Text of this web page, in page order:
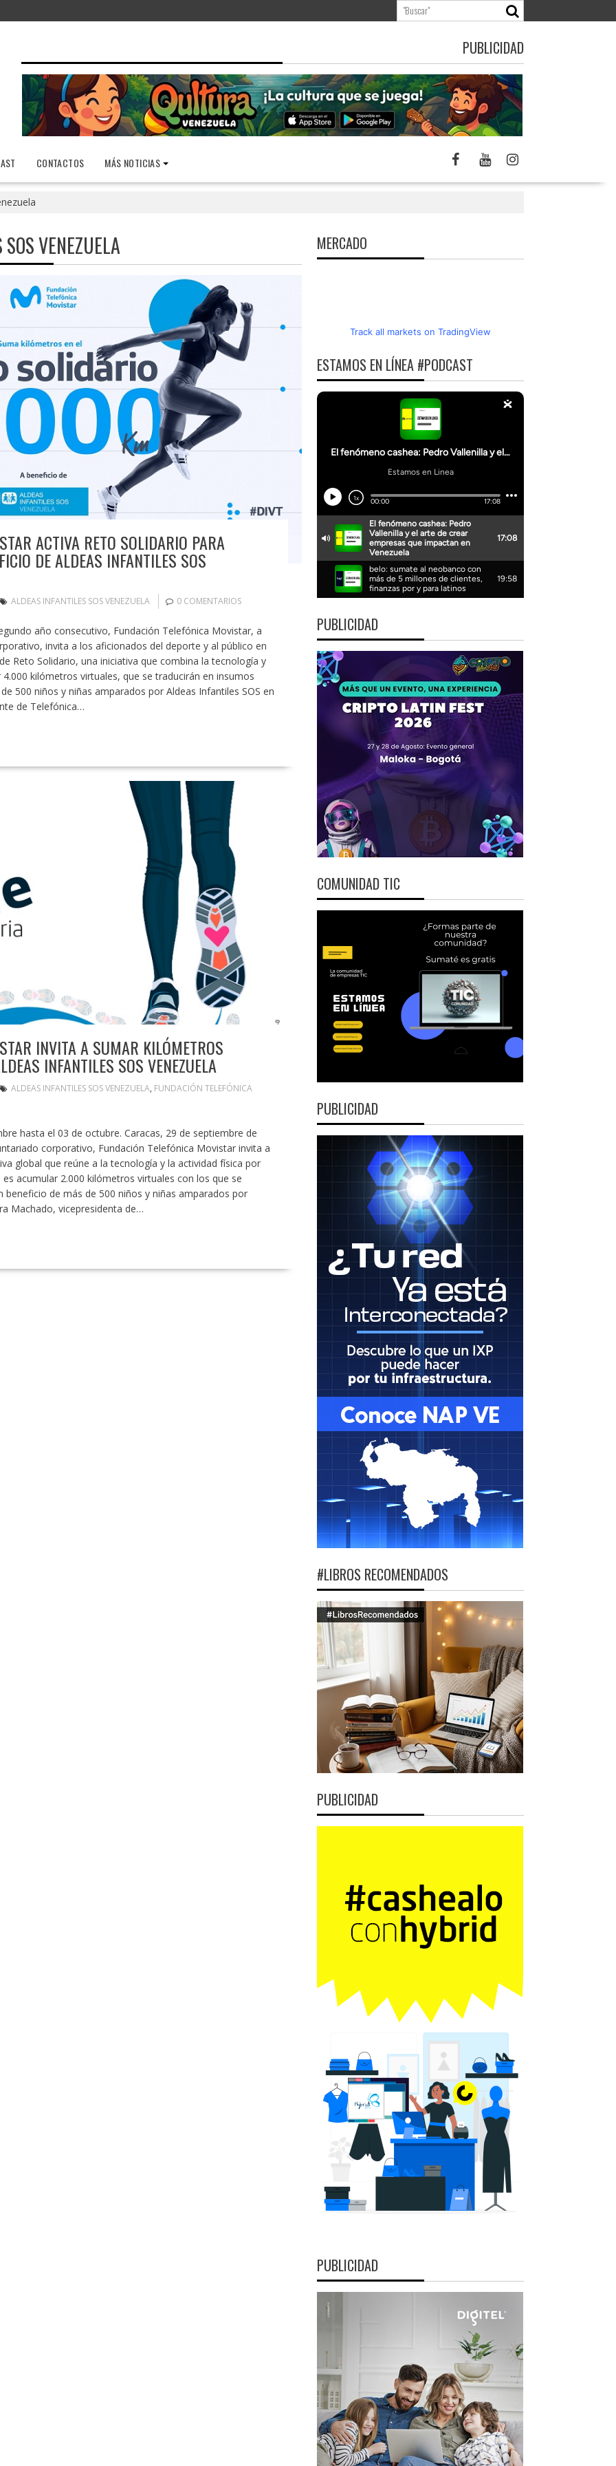
PUBLICIDAD
CONTACTOS MÁS NOTICIAS
VENEZUELA
ACTIVA RETO SOLIDARIO PARA
DE ALDEAS INFANTILES SOS
ALDEAS INFANTILES SOS VENEZUELA 0 COMENTARIOS
año consecutivo, Fundación Telefónica Movistar, a
invita a los aficionados del deporte y al público en
Reto Solidario, una iniciativa que combina la tecnología y
kilómetros virtuales, que se traducirán en insumos
500 niños y niñas amparados por Aldeas Infantiles SOS en
de Telefónica…
INVITA A SUMAR KILÓMETROS
INFANTILES SOS VENEZUELA
ALDEAS INFANTILES SOS VENEZUELA, FUNDACIÓN TELEFÓNICA
hasta el 03 de octubre. Caracas, 29 de septiembre de
corporativo, Fundación Telefónica Movistar invita a
global que reúne a la tecnología y la actividad física por
acumular 2.000 kilómetros virtuales con los que se
de más de 500 niños y niñas amparados por
Machado, vicepresidenta de…
MERCADO
Track all markets on TradingView
ESTAMOS EN LÍNEA #PODCAST
PUBLICIDAD
COMUNIDAD TIC
PUBLICIDAD
#LIBROS RECOMENDADOS
PUBLICIDAD
PUBLICIDAD